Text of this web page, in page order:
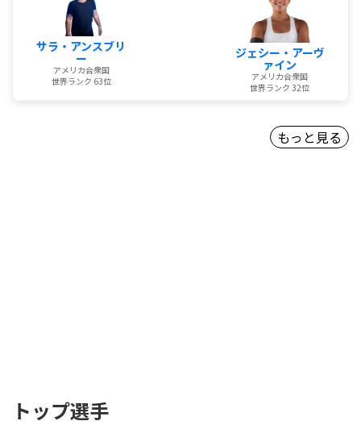
サラ・アンスブリ
ー
アメリカ合衆国
世界ランク 63位
ジェシー・アーヴ
ァイン
アメリカ合衆国
世界ランク 32位
もっと見る
トップ選手